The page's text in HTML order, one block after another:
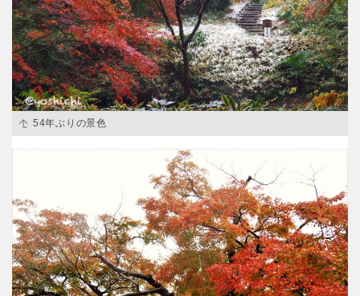
石川 福井
山梨 長野
岐阜
近畿
三重 滋賀
地域で探す
54年ぶりの景色